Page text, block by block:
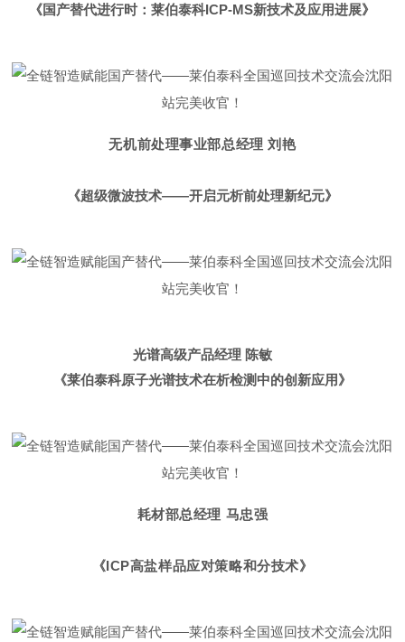
《国产替代进行时：莱伯泰科ICP-MS新技术及应用进展》
无机前处理事业部总经理 刘艳
《超级微波技术——开启元析前处理新纪元》
光谱高级产品经理 陈敏
《莱伯泰科原子光谱技术在析检测中的创新应用》
耗材部总经理 马忠强
《ICP高盐样品应对策略和分技术》